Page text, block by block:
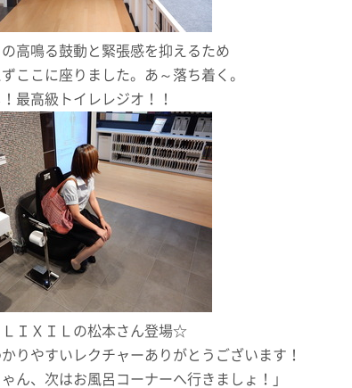
高鳴る鼓動と緊張感を抑えるため
ここに座りました。あ～落ち着く。
最高級トイレレジオ！！
ＬＩＸＩＬの松本さん登場☆
りやすいレクチャーありがとうございます！
ゃん、次はお風呂コーナーへ行きましょ！」